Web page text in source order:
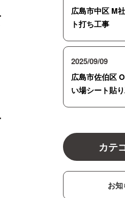
広島市中区 M
ト打ち工事
2025/09/09
広島市佐伯区
い場シート貼
カテ
お